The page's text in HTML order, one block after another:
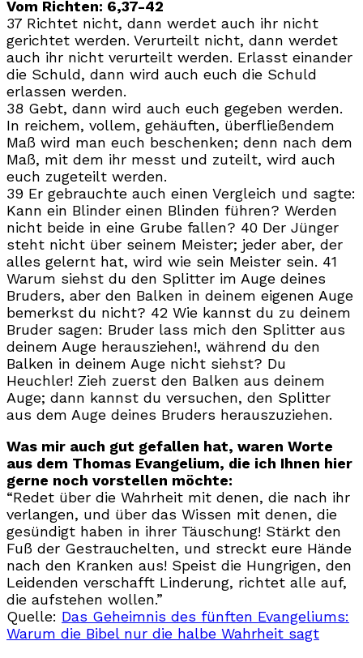
Vom Richten: 6,37-42
37 Richtet nicht, dann werdet auch ihr nicht
gerichtet werden. Verurteilt nicht, dann werdet
auch ihr nicht verurteilt werden. Erlasst einander
die Schuld, dann wird auch euch die Schuld
erlassen werden.
38 Gebt, dann wird auch euch gegeben werden.
In reichem, vollem, gehäuften, überfließendem
Maß wird man euch beschenken; denn nach dem
Maß, mit dem ihr messt und zuteilt, wird auch
euch zugeteilt werden.
39 Er gebrauchte auch einen Vergleich und sagte:
Kann ein Blinder einen Blinden führen? Werden
nicht beide in eine Grube fallen? 40 Der Jünger
steht nicht über seinem Meister; jeder aber, der
alles gelernt hat, wird wie sein Meister sein. 41
Warum siehst du den Splitter im Auge deines
Bruders, aber den Balken in deinem eigenen Auge
bemerkst du nicht? 42 Wie kannst du zu deinem
Bruder sagen: Bruder lass mich den Splitter aus
deinem Auge herausziehen!, während du den
Balken in deinem Auge nicht siehst? Du
Heuchler! Zieh zuerst den Balken aus deinem
Auge; dann kannst du versuchen, den Splitter
aus dem Auge deines Bruders herauszuziehen.
Was mir auch gut gefallen hat, waren Worte
aus dem Thomas Evangelium, die ich Ihnen hier
gerne noch vorstellen möchte:
“Redet über die Wahrheit mit denen, die nach ihr
verlangen, und über das Wissen mit denen, die
gesündigt haben in ihrer Täuschung! Stärkt den
Fuß der Gestrauchelten, und streckt eure Hände
nach den Kranken aus! Speist die Hungrigen, den
Leidenden verschafft Linderung, richtet alle auf,
die aufstehen wollen.”
Quelle: Das Geheimnis des fünften Evangeliums:
Warum die Bibel nur die halbe Wahrheit sagt